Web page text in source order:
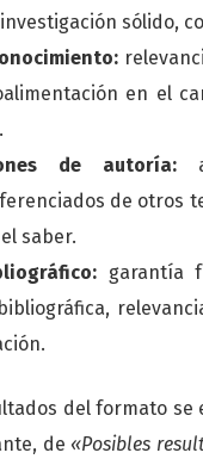
sólido,
en el
de autoría:
de otros
saber.
garantía
del formato se
de «Posibles